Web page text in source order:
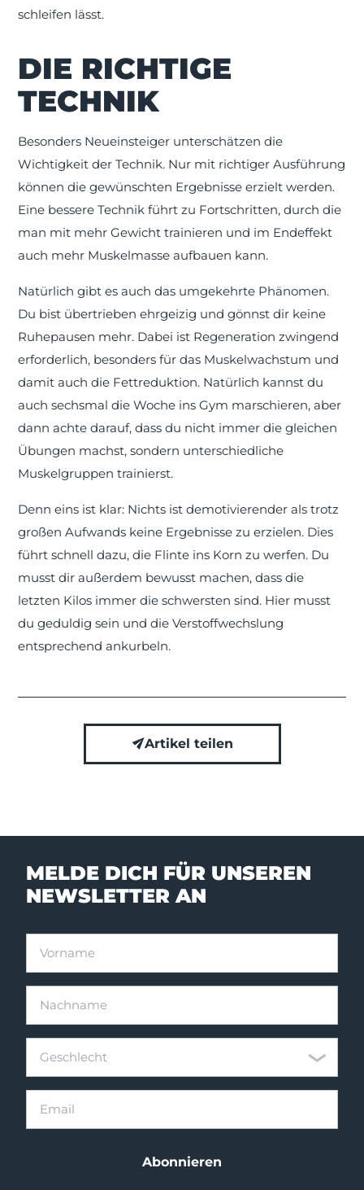
schleifen lässt.
DIE RICHTIGE
TECHNIK
Besonders Neueinsteiger unterschätzen die
Wichtigkeit der Technik. Nur mit richtiger Ausführung
können die gewünschten Ergebnisse erzielt werden.
Eine bessere Technik führt zu Fortschritten, durch die
man mit mehr Gewicht trainieren und im Endeffekt
auch mehr Muskelmasse aufbauen kann.
Natürlich gibt es auch das umgekehrte Phänomen.
Du bist übertrieben ehrgeizig und gönnst dir keine
Ruhepausen mehr. Dabei ist Regeneration zwingend
erforderlich, besonders für das Muskelwachstum und
damit auch die Fettreduktion. Natürlich kannst du
auch sechsmal die Woche ins Gym marschieren, aber
dann achte darauf, dass du nicht immer die gleichen
Übungen machst, sondern unterschiedliche
Muskelgruppen trainierst.
Denn eins ist klar: Nichts ist demotivierender als trotz
großen Aufwands keine Ergebnisse zu erzielen. Dies
führt schnell dazu, die Flinte ins Korn zu werfen. Du
musst dir außerdem bewusst machen, dass die
letzten Kilos immer die schwersten sind. Hier musst
du geduldig sein und die Verstoffwechslung
entsprechend ankurbeln.
Artikel teilen
MELDE DICH FÜR UNSEREN
NEWSLETTER AN
Geschlecht
Abonnieren